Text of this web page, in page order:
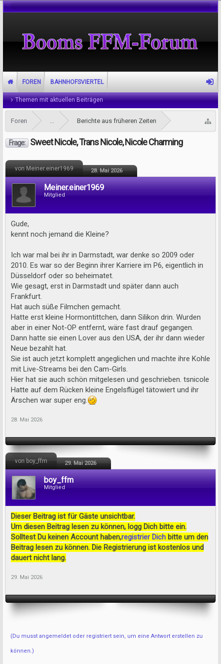
Foren ... Berichte aus früheren Zeiten
Frage: Sweet Nicole, Trans Nicole, Nicole Charming
von Meiner.einer1969 28. Mai 2026
Meiner.einer1969
Mitglied
Gude,
kennt noch jemand die Kleine?
Ich war mal bei ihr in Darmstadt, war denke so 2009 oder
2010. Es war so der Beginn ihrer Karriere im P6, eigentlich in
Düsseldorf oder so beheimatet.
Wie gesagt, erst in Darmstadt und später dann auch
Frankfurt.
Hat auch süße Filmchen gemacht.
Hatte erst kleine Hormontittchen, dann Silikon drin. Wurden
aber in einer Not-OP entfernt, wäre fast drauf gegangen.
Dann hatte sie einen Lover aus den USA, der ihr dann wieder
Neue bezahlt hat.
Sie ist auch jetzt komplett angeglichen und machte ihre Kohle
mit Live-Streams bei den Cam-Girls.
Hier hat sie auch schön mitgelesen und geschrieben. tsnicole
Hatte auf dem Rücken kleine Engelsflügel tätowiert und ihr
Ärschen war super eng.
28. Mai 2026
von boy_ffm 29. Mai 2026
boy_ffm
Mitglied
Dieser Beitrag ist für Gäste unsichtbar.
Um diesen Beitrag lesen zu können, logg Dich bitte ein.
Solltest Du keinen Account haben,registrier Dich bitte um den
Beitrag lesen zu können. Die Registrierung ist kostenlos und
dauert nicht lang.
29. Mai 2026
(Du musst angemeldet oder registriert sein, um eine Antwort erstellen zu
können.)
FOREN
Themen mit aktuellen Beiträgen
BAHNHOFSVIERTEL